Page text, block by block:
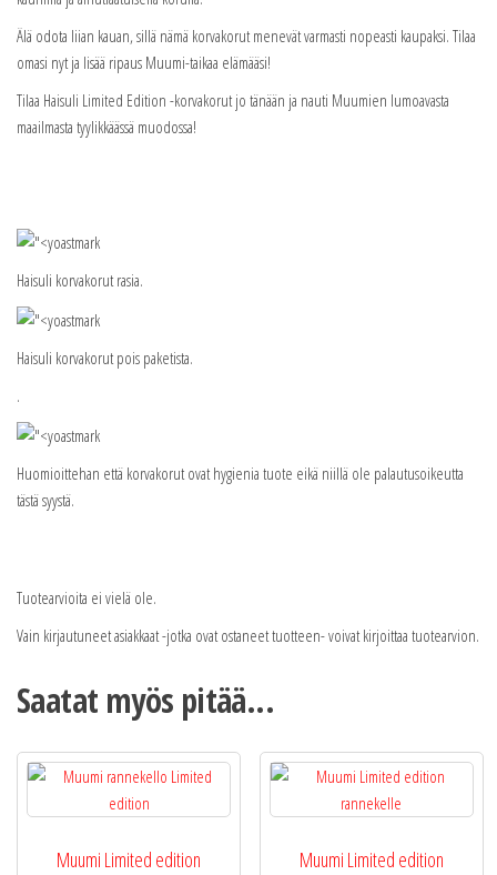
Älä odota liian kauan, sillä nämä korvakorut menevät varmasti nopeasti kaupaksi. Tilaa
omasi nyt ja lisää ripaus Muumi-taikaa elämääsi!
Tilaa Haisuli Limited Edition -korvakorut jo tänään ja nauti Muumien lumoavasta
maailmasta tyylikkäässä muodossa!
Haisuli korvakorut rasia.
Haisuli korvakorut pois paketista.
.
Huomioittehan että korvakorut ovat hygienia tuote eikä niillä ole palautusoikeutta
tästä syystä.
Tuotearvioita ei vielä ole.
Vain kirjautuneet asiakkaat -jotka ovat ostaneet tuotteen- voivat kirjoittaa tuotearvion.
Saatat myös pitää...
Muumi Limited edition
Muumi Limited edition